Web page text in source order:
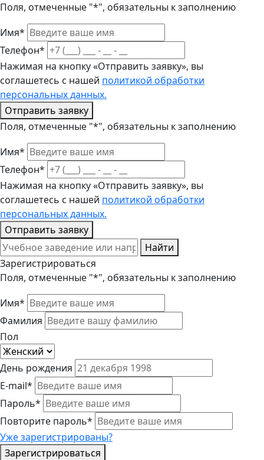
Поля, отмеченные "*", обязательны к заполнению
Имя*
Телефон*
Нажимая на кнопку «Отправить заявку», вы
соглашетесь с нашей политикой обработки
персональных данных.
Отправить заявку
Поля, отмеченные "*", обязательны к заполнению
Имя*
Телефон*
Нажимая на кнопку «Отправить заявку», вы
соглашетесь с нашей политикой обработки
персональных данных.
Отправить заявку
Найти
Зарегистрироваться
Поля, отмеченные "*", обязательны к заполнению
Имя*
Фамилия
Пол
День рождения
E-mail*
Пароль*
Повторите пароль*
Уже зарегистрированы?
Зарегистрироваться